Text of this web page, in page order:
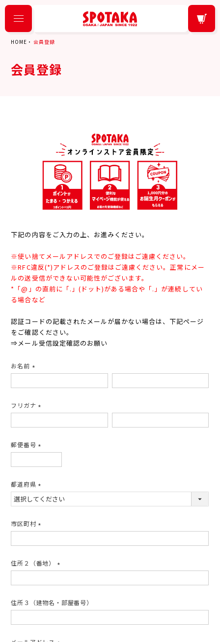
HOME 会員登録
会員登録
下記の内容をご入力の上、お進みください。
※使い捨てメールアドレスでのご登録はご遠慮ください。
※RFC違反(*)アドレスのご登録はご遠慮ください。正常にメー
ルの送受信ができない可能性がございます。
*「@」の直前に「.」(ドット)がある場合や「.」が連続してい
る場合など
認証コードの記載されたメールが届かない場合は、下記ページ
をご確認ください。
⇒メール受信設定確認のお願い
お名前
須)
フリガナ
須)
郵便番号
須)
都道府県
(必
須)
市区町村
須)
住所２（番地）
須)
住所３（建物名・部屋番号）